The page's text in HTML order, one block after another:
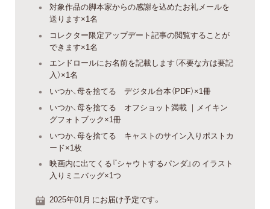
対象作品の脚本家からの感謝を込めたお礼メールを
送ります×1名
コレクター限定アップデート記事の閲覧することが
できます×1名
エンドロールにお名前を記載します（不要な方は要記
入）×1名
いつか、母を捨てる デジタル台本（PDF）×1冊
いつか、母を捨てる オフショット満載 ｜メイキン
グフォトブック×1冊
いつか、母を捨てる キャストのサイン入りポストカ
ード×1枚
映画内に出てくる『シャウトするパンダ』の イラスト
入りミニバッグ×1つ
2025年01月 にお届け予定です。